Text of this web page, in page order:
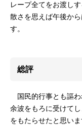
レープ全てをお渡し
散さを思えば午後か
す。
総評
国民的行事とも謳わ
余波をもろに受けて
をもたらせたと思い